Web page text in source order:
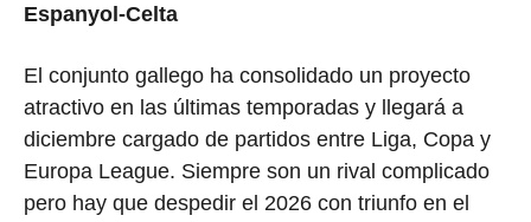
Espanyol-Celta
El conjunto gallego ha consolidado un proyecto
atractivo en las últimas temporadas y llegará a
diciembre cargado de partidos entre Liga, Copa y
Europa League. Siempre son un rival complicado
pero hay que despedir el 2026 con triunfo en el